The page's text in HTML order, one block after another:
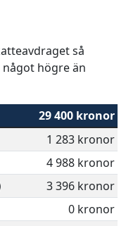
så
högre än
29 400 kronor
1 283 kronor
4 988 kronor
3 396 kronor
0 kronor